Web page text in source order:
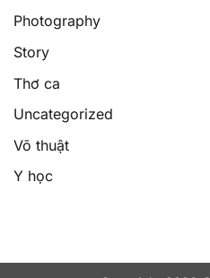
Photography
Story
Thơ ca
Uncategorized
Võ thuật
Y học